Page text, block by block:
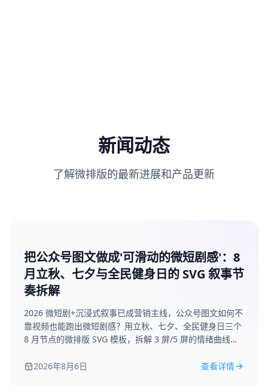
新闻动态
了解微排版的最新进展和产品更新
把公众号图文做成'可滑动的微短剧感'：8
月立秋、七夕与全民健身日的 SVG 叙事节
奏拆解
2026 微短剧+沉浸式叙事已成营销主线，公众号图文如何不
靠视频也能跑出微短剧感？用立秋、七夕、全民健身日三个
8 月节点的微排版 SVG 模板，拆解 3 屏/5 屏的情绪曲线与
2026年8月6日
查看详情